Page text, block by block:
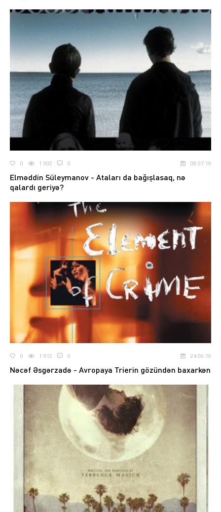
0 1 902 0 08.07.19
Elməddin Süleymanov - Ataları da bağışlasaq, nə
qalardı geriyə?
0 1 912 0 24.06.19
Nəcəf Əsgərzadə - Avropaya Trierin gözündən baxarkən